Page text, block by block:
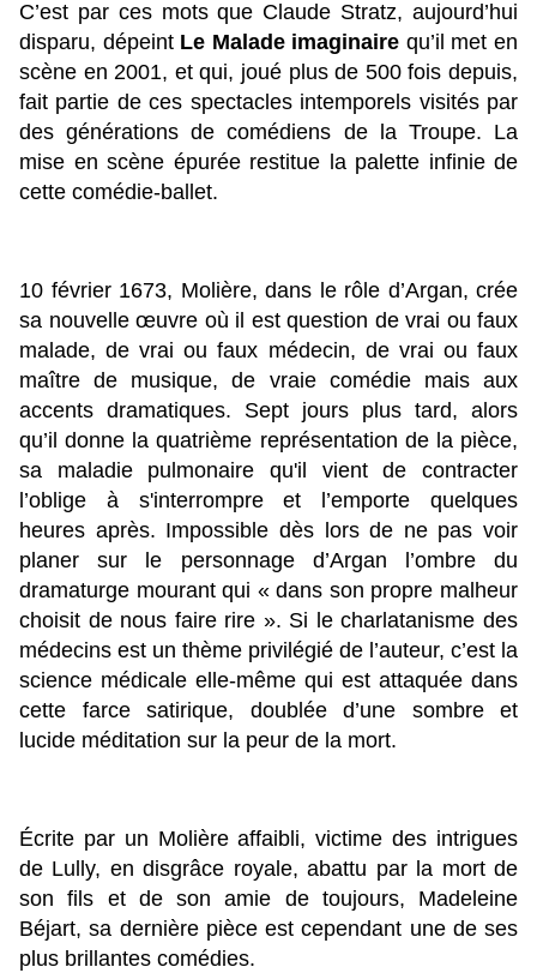
C’est par ces mots que Claude Stratz, aujourd’hui
disparu, dépeint Le Malade imaginaire qu’il met en
scène en 2001, et qui, joué plus de 500 fois depuis,
fait partie de ces spectacles intemporels visités par
des générations de comédiens de la Troupe. La
mise en scène épurée restitue la palette infinie de
cette comédie-ballet.
10 février 1673, Molière, dans le rôle d’Argan, crée
sa nouvelle œuvre où il est question de vrai ou faux
malade, de vrai ou faux médecin, de vrai ou faux
maître de musique, de vraie comédie mais aux
accents dramatiques. Sept jours plus tard, alors
qu’il donne la quatrième représentation de la pièce,
sa maladie pulmonaire qu'il vient de contracter
l’oblige à s'interrompre et l’emporte quelques
heures après. Impossible dès lors de ne pas voir
planer sur le personnage d’Argan l’ombre du
dramaturge mourant qui « dans son propre malheur
choisit de nous faire rire ». Si le charlatanisme des
médecins est un thème privilégié de l’auteur, c’est la
science médicale elle-même qui est attaquée dans
cette farce satirique, doublée d’une sombre et
lucide méditation sur la peur de la mort.
Écrite par un Molière affaibli, victime des intrigues
de Lully, en disgrâce royale, abattu par la mort de
son fils et de son amie de toujours, Madeleine
Béjart, sa dernière pièce est cependant une de ses
plus brillantes comédies.